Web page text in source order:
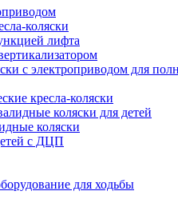
коляски
лифта
с электроприводом для
кресла-коляски
коляски для детей
коляски
с ДЦП
для ходьбы